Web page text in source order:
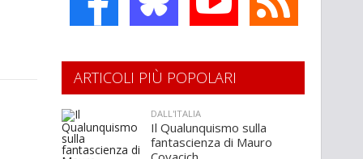
ARTICOLI PIÙ POPOLARI
DALL'ITALIA
Il Qualunquismo sulla
fantascienza di Mauro